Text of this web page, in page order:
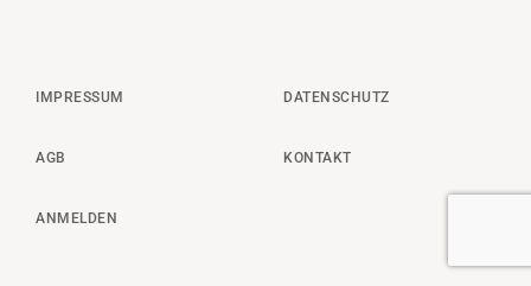
IMPRESSUM DATENSCHUTZ
AGB KONTAKT
ANMELDEN